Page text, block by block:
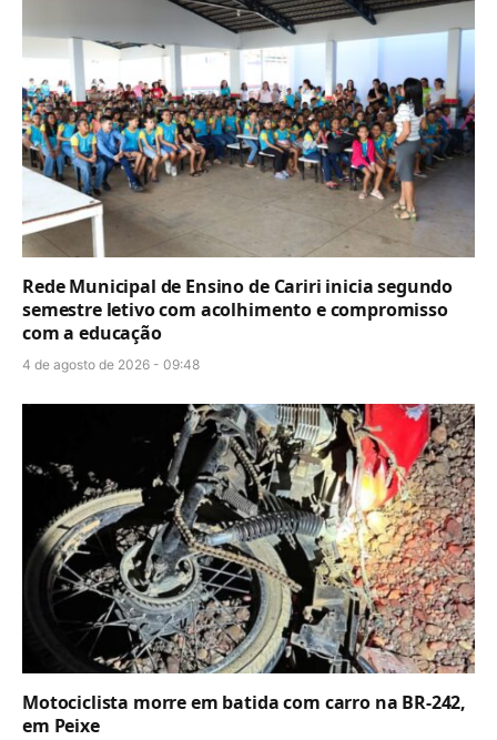
Rede Municipal de Ensino de Cariri inicia segundo
semestre letivo com acolhimento e compromisso
com a educação
4 de agosto de 2026 - 09:48
Motociclista morre em batida com carro na BR-242,
em Peixe